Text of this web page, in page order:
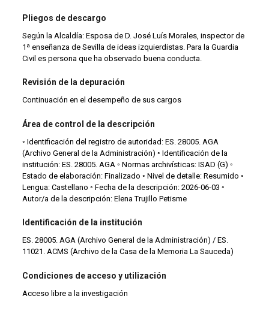
Pliegos de descargo
Según la Alcaldía: Esposa de D. José Luís Morales, inspector de
1ª enseñanza de Sevilla de ideas izquierdistas. Para la Guardia
Civil es persona que ha observado buena conducta.
Revisión de la depuración
Continuación en el desempeño de sus cargos
Área de control de la descripción
◦ Identificación del registro de autoridad: ES. 28005. AGA
(Archivo General de la Administración) ◦ Identificación de la
institución: ES. 28005. AGA ◦ Normas archivísticas: ISAD (G) ◦
Estado de elaboración: Finalizado ◦ Nivel de detalle: Resumido ◦
Lengua: Castellano ◦ Fecha de la descripción: 2026-06-03 ◦
Autor/a de la descripción: Elena Trujillo Petisme
Identificación de la institución
ES. 28005. AGA (Archivo General de la Administración) / ES.
11021. ACMS (Archivo de la Casa de la Memoria La Sauceda)
Condiciones de acceso y utilización
Acceso libre a la investigación